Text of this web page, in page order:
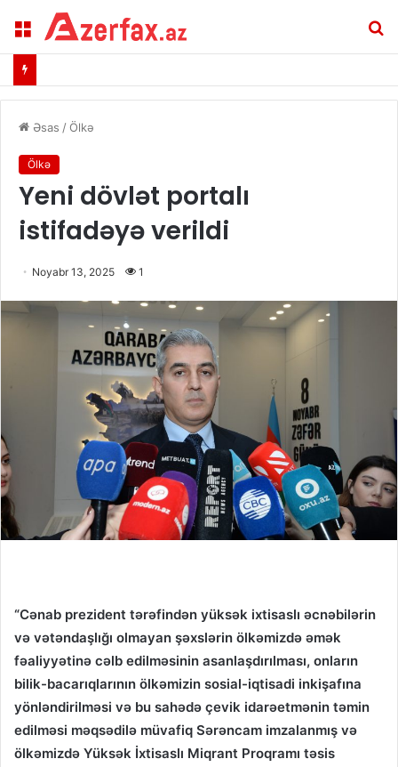
Menu
Əsas /Ölkə
Ölkə
Yeni dövlət portalı
istifadəyə verildi
Noyabr 13, 2025 1
“Cənab prezident tərəfindən yüksək ixtisaslı əcnəbilərin
və vətəndaşlığı olmayan şəxslərin ölkəmizdə əmək
fəaliyyətinə cəlb edilməsinin asanlaşdırılması, onların
bilik-bacarıqlarının ölkəmizin sosial-iqtisadi inkişafına
yönləndirilməsi və bu sahədə çevik idarəetmənin təmin
edilməsi məqsədilə müvafiq Sərəncam imzalanmış və
ölkəmizdə Yüksək İxtisaslı Miqrant Proqramı təsis